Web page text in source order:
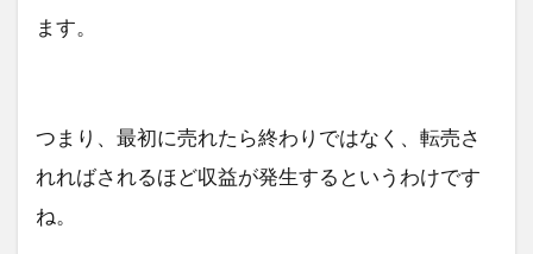
ます。
つまり、最初に売れたら終わりではなく、転売さ
れればされるほど収益が発生するというわけです
ね。